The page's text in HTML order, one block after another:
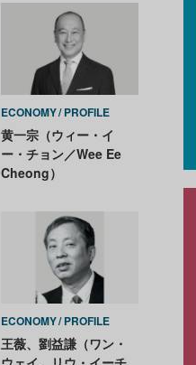
ECONOMY PROFILE
黄一宗（ウィー・イ
ー・チョン／Wee Ee
Cheong）
ECONOMY PROFILE
王薇、劉益謙（ワン・